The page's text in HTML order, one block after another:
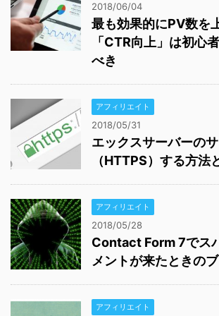
2018/06/04
最も効果的にPV数を
「CTR向上」は初心
べき
アフィリエイト
2018/05/31
エックスサーバーの
（HTTPS）する方法
アフィリエイト
2018/05/28
Contact Form 7でス
メントが来たときの
アフィリエイト